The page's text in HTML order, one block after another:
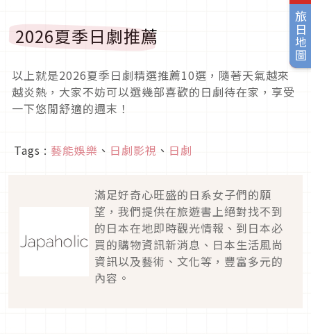
旅日地圖
2026夏季日劇推薦
以上就是2026夏季日劇精選推薦10選，隨著天氣越來
越炎熱，大家不妨可以選幾部喜歡的日劇待在家，享受
一下悠閒舒適的週末！
Tags : 藝能娛樂 、 日劇影視 、 日劇
滿足好奇心旺盛的日系女子們的願
望，我們提供在旅遊書上絕對找不到
的日本在地即時觀光情報、到日本必
買的購物資訊新消息、日本生活風尚
資訊以及藝術、文化等，豐富多元的
內容。